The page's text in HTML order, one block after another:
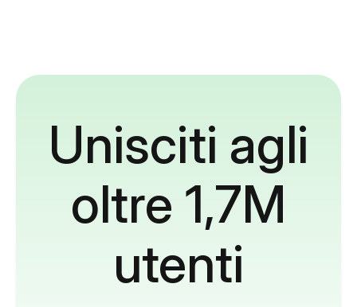
Unisciti agli
oltre 1,7M
utenti